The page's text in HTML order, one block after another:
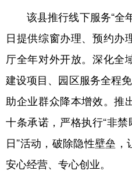
地方频道
北京 天津
辽宁 吉林
浙江 安徽
山东 河南
该县推行线下服务“全
日提供综窗办理、预约办
厅全年对外开放。深化全
建设项目、园区服务全程
助企业群众降本增效。推
十条承诺，严格执行“非
日”活动，破除隐性壁垒，
安心经营、专心创业。